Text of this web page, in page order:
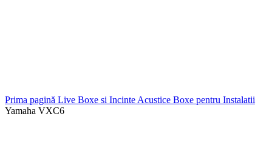
Prima pagină Live Boxe si Incinte Acustice Boxe pentru Instalatii
Yamaha VXC6